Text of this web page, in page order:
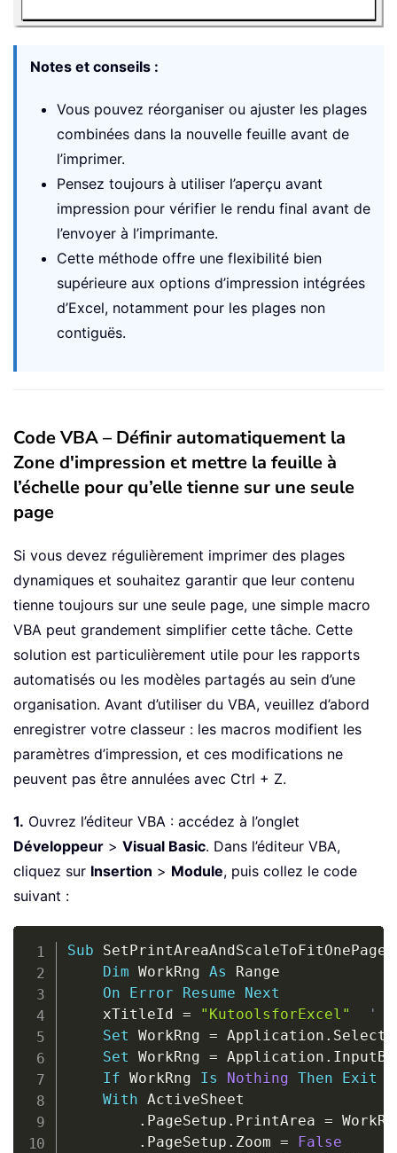
Notes et conseils :
Vous pouvez réorganiser ou ajuster les plages
combinées dans la nouvelle feuille avant de
l’imprimer.
Pensez toujours à utiliser l’aperçu avant
impression pour vérifier le rendu final avant de
l’envoyer à l’imprimante.
Cette méthode offre une flexibilité bien
supérieure aux options d’impression intégrées
d’Excel, notamment pour les plages non
contiguës.
Code VBA – Définir automatiquement la
Zone d'impression et mettre la feuille à
l’échelle pour qu’elle tienne sur une seule
page
Si vous devez régulièrement imprimer des plages
dynamiques et souhaitez garantir que leur contenu
tienne toujours sur une seule page, une simple macro
VBA peut grandement simplifier cette tâche. Cette
solution est particulièrement utile pour les rapports
automatisés ou les modèles partagés au sein d’une
organisation. Avant d’utiliser du VBA, veuillez d’abord
enregistrer votre classeur : les macros modifient les
paramètres d’impression, et ces modifications ne
peuvent pas être annulées avec Ctrl + Z.
1. Ouvrez l’éditeur VBA : accédez à l’onglet
Développeur > Visual Basic. Dans l’éditeur VBA,
cliquez sur Insertion > Module, puis collez le code
suivant :
Sub SetPrintAreaAndScaleToFitOnePage
Dim WorkRng As Range
On
Error Resume
Next
    xTitleId
= "KutoolsforExcel"
'
Set WorkRng = Application .
Set WorkRng = Application .
If WorkRng Is Nothing Then Exit
With ActiveSheet
. PageSetup . PrintArea =
. PageSetup . Zoom =
False
Copy